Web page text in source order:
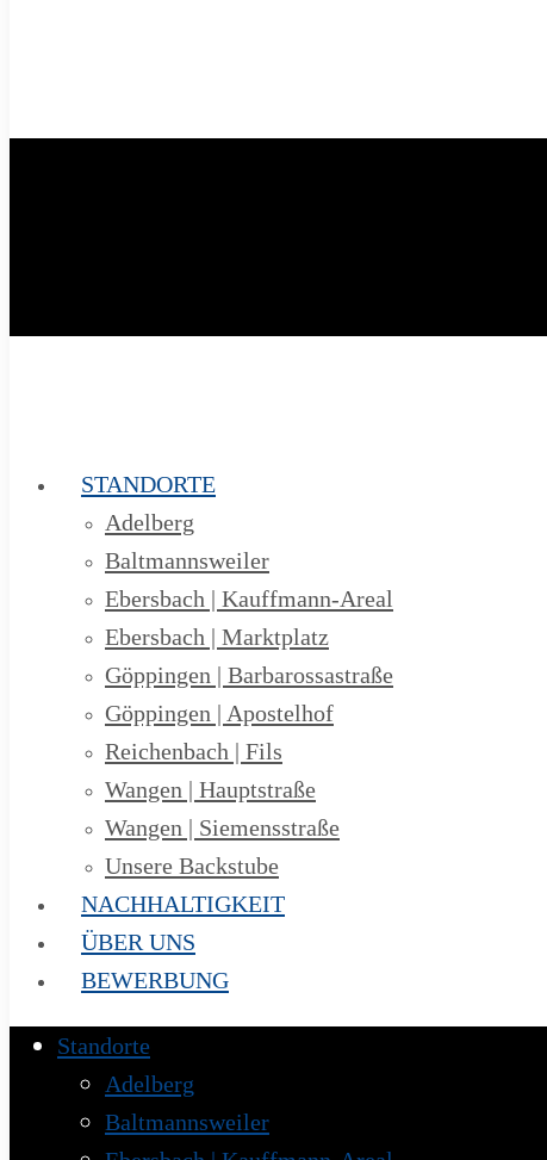
STANDORTE
Adelberg
Baltmannsweiler
Ebersbach | Kauffmann-Areal
Ebersbach | Marktplatz
Göppingen | Barbarossastraße
Göppingen | Apostelhof
Reichenbach | Fils
Wangen | Hauptstraße
Wangen | Siemensstraße
Unsere Backstube
NACHHALTIGKEIT
ÜBER UNS
BEWERBUNG
Standorte
Adelberg
Baltmannsweiler